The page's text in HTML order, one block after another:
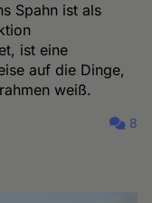
Spahn ist als
ist eine
auf die Dinge,
weiß.
8